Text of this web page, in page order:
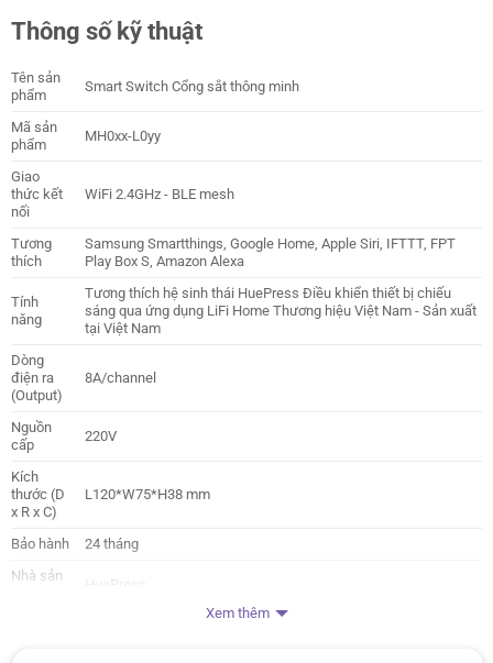
Thông số kỹ thuật
Tên sản
phẩm
Smart Switch Cổng sắt thông minh
Mã sản
phẩm
MH0xx-L0yy
Giao
thức kết
nối
WiFi 2.4GHz - BLE mesh
Tương
thích
Samsung Smartthings, Google Home, Apple Siri, IFTTT, FPT
Play Box S, Amazon Alexa
Tính
năng
Tương thích hệ sinh thái HuePress Điều khiển thiết bị chiếu
sáng qua ứng dụng LiFi Home Thương hiệu Việt Nam - Sản xuất
tại Việt Nam
Dòng
điện ra
(Output)
8A/channel
Nguồn
cấp
220V
Kích
thước (D
x R x C)
L120*W75*H38 mm
Bảo hành
24 tháng
Nhà sản
HuePress
Xem thêm